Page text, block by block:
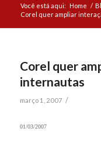
Você está aqui: Home /
Corel quer ampliar
Corel quer
internautas
março 1, 2007 /
01/03/2007